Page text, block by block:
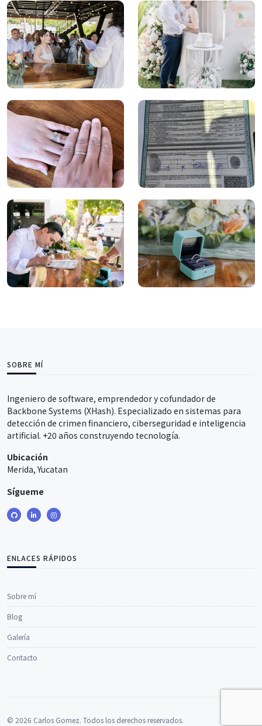
SOBRE MÍ
Ingeniero de software, emprendedor y cofundador de
Backbone Systems (XHash). Especializado en sistemas para
detección de crimen financiero, ciberseguridad e inteligencia
artificial. +20 años construyendo tecnología.
Ubicación
Merida, Yucatan
Sígueme
ENLACES RÁPIDOS
Sobre mí
Blog
Galería
Contacto
© 2026 Carlos Gomez. Todos los derechos reservados.